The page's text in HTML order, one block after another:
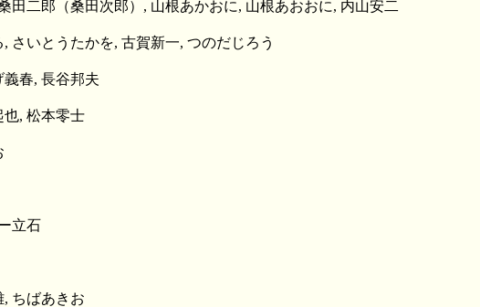
二郎（桑田次郎）, 山根あかおに, 山根あおおに, 内山安二
いとうたかを, 古賀新一, つのだじろう
春, 長谷邦夫
, 松本零士
立石
ちばあきお